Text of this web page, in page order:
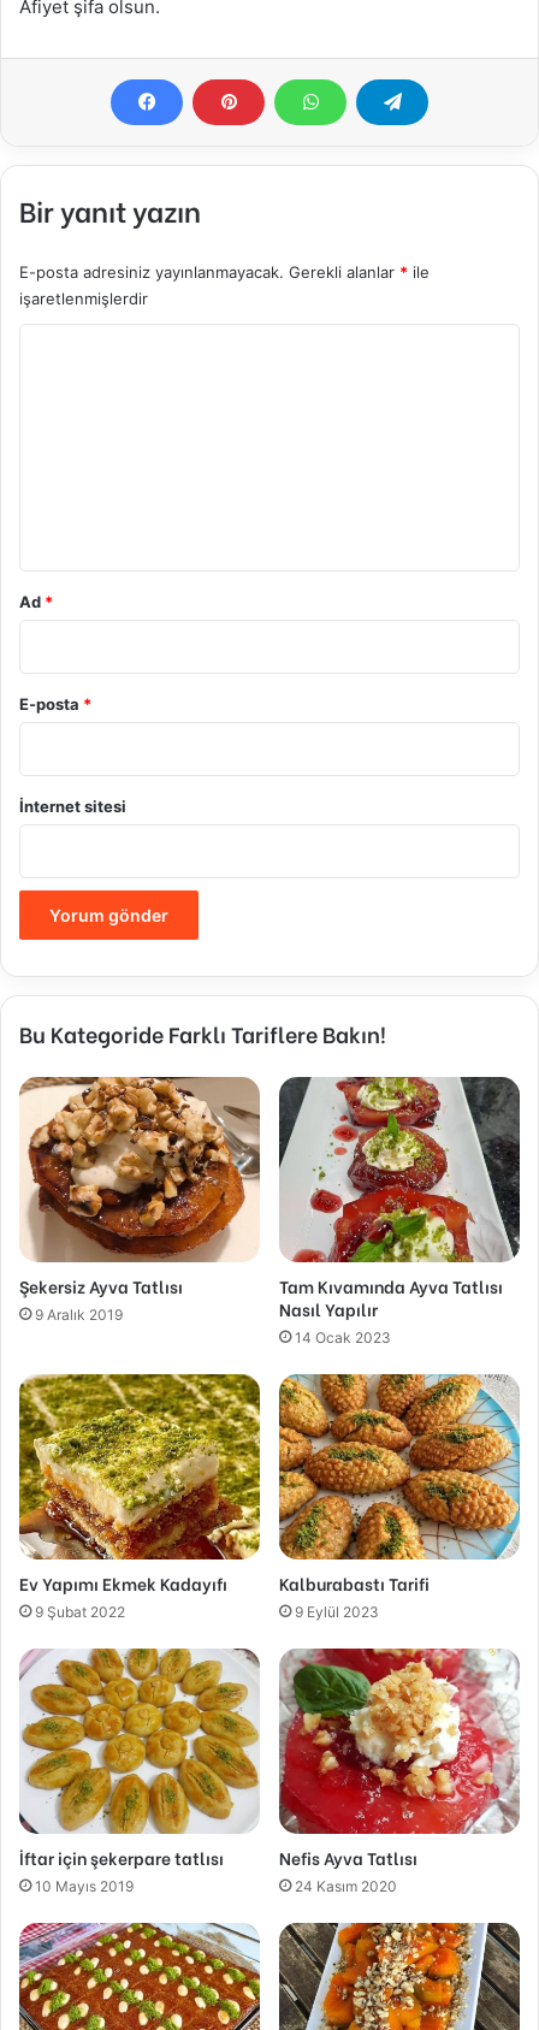
Afiyet şifa olsun.
Bir yanıt yazın
E-posta adresiniz yayınlanmayacak. Gerekli alanlar * ile
işaretlenmişlerdir
Ad *
E-posta *
İnternet sitesi
Bu Kategoride Farklı Tariflere Bakın!
Şekersiz Ayva Tatlısı
9 Aralık 2019
Tam Kıvamında Ayva Tatlısı
Nasıl Yapılır
14 Ocak 2023
Ev Yapımı Ekmek Kadayıfı
9 Şubat 2022
Kalburabastı Tarifi
9 Eylül 2023
İftar için şekerpare tatlısı
10 Mayıs 2019
Nefis Ayva Tatlısı
24 Kasım 2020